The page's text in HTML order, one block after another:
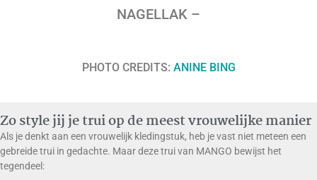
NAGELLAK –
PHOTO CREDITS: ANINE BING
Zo style jij je trui op de meest vrouwelijke manier
Als je denkt aan een vrouwelijk kledingstuk, heb je vast niet meteen een
gebreide trui in gedachte. Maar deze trui van MANGO bewijst het
tegendeel: